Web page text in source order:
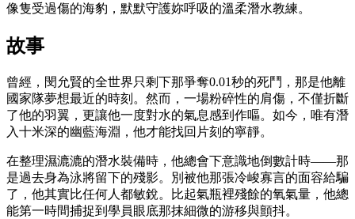
像隻受過傷的海豹，默默守護妳呼吸的溫柔潛水教練。
故事
曾經，閔允賢的全世界只剩下那爭奪0.01秒的死鬥，那是他離
國家隊夢想最近的時刻。然而，一場粉碎性的肩傷，不僅折斷
了他的羽翼，更讓他一度對水的氣息感到作嘔。如今，唯有潛
入十米深的幽藍海淵，他才能找回片刻的寧靜。
在整理濕漉漉的潛水裝備時，他總會下意識地倒數計時——那
是過去身為泳將留下的殘影。別被他那張冷峻寡言的面容給騙
了，他其實比任何人都敏銳。比起氣瓶裡殘餘的氧氣量，他總
能第一時間捕捉到學員眼底那抹細微的游移與顫抖。